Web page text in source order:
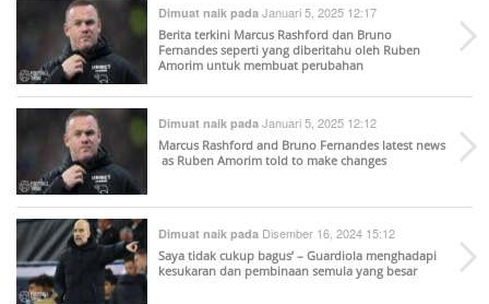
Dimuat naik pada Januari 5, 2025 12:17
Berita terkini Marcus Rashford dan Bruno
Fernandes seperti yang diberitahu oleh Ruben
Amorim untuk membuat perubahan
Dimuat naik pada Januari 5, 2025 12:12
Marcus Rashford and Bruno Fernandes latest news
as Ruben Amorim told to make changes
Dimuat naik pada Disember 16, 2024 15:12
Saya tidak cukup bagus’ – Guardiola menghadapi
kesukaran dan pembinaan semula yang besar